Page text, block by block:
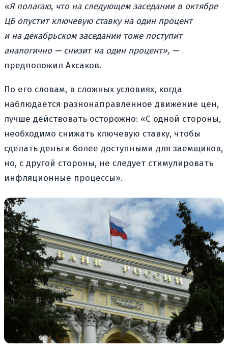
«Я полагаю, что на следующем заседании в октябре
ЦБ опустит ключевую ставку на один процент
и на декабрьском заседании тоже поступит
аналогично — снизит на один процент», —
предположил Аксаков.
По его словам, в сложных условиях, когда
наблюдается разнонаправленное движение цен,
лучше действовать осторожно: «С одной стороны,
необходимо снижать ключевую ставку, чтобы
сделать деньги более доступными для заемщиков,
но, с другой стороны, не следует стимулировать
инфляционные процессы».